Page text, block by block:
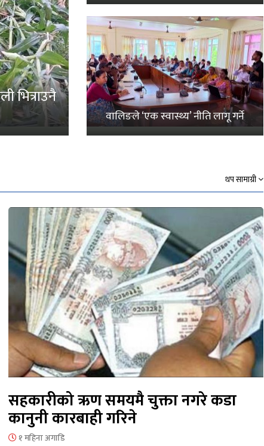
भित्राउनै
वालिङले ‘एक स्वास्थ्य’ नीति लागू गर्ने
थप सामाग्री
सहकारीको ऋण समयमै चुक्ता नगरे कडा
कानुनी कारबाही गरिने
१ महिना अगाडि